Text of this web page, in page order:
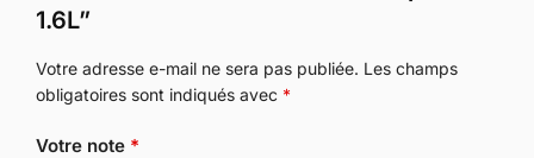
1.6L”
Votre adresse e-mail ne sera pas publiée. Les champs
obligatoires sont indiqués avec *
Votre note *